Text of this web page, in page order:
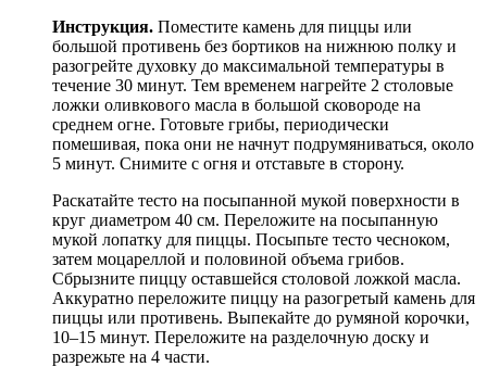
Инструкция. Поместите камень для пиццы или
большой противень без бортиков на нижнюю полку и
разогрейте духовку до максимальной температуры в
течение 30 минут. Тем временем нагрейте 2 столовые
ложки оливкового масла в большой сковороде на
среднем огне. Готовьте грибы, периодически
помешивая, пока они не начнут подрумяниваться, около
5 минут. Снимите с огня и отставьте в сторону.
Раскатайте тесто на посыпанной мукой поверхности в
круг диаметром 40 см. Переложите на посыпанную
мукой лопатку для пиццы. Посыпьте тесто чесноком,
затем моцареллой и половиной объема грибов.
Сбрызните пиццу оставшейся столовой ложкой масла.
Аккуратно переложите пиццу на разогретый камень для
пиццы или противень. Выпекайте до румяной корочки,
10–15 минут. Переложите на разделочную доску и
разрежьте на 4 части.